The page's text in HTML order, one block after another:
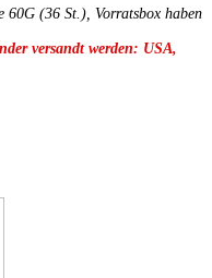
60G (36 St.), Vorratsbox haben
versandt werden: USA,